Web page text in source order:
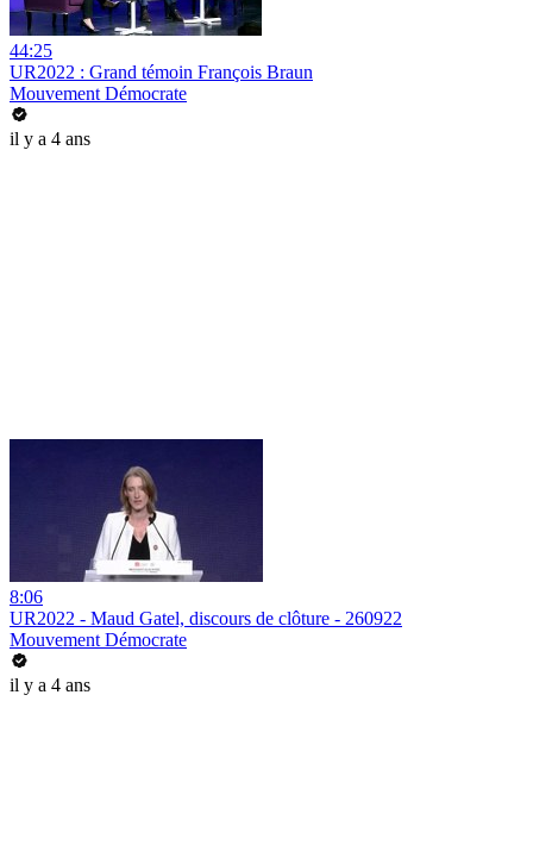
44:25
UR2022 : Grand témoin François Braun
Mouvement Démocrate
il y a 4 ans
8:06
UR2022 - Maud Gatel, discours de clôture - 260922
Mouvement Démocrate
il y a 4 ans